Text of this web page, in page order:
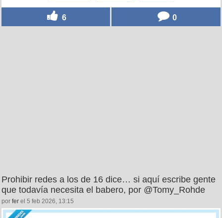
6 0
Prohibir redes a los de 16 dice… si aquí escribe gente
que todavía necesita el babero, por @Tomy_Rohde
por fer el 5 feb 2026, 13:15